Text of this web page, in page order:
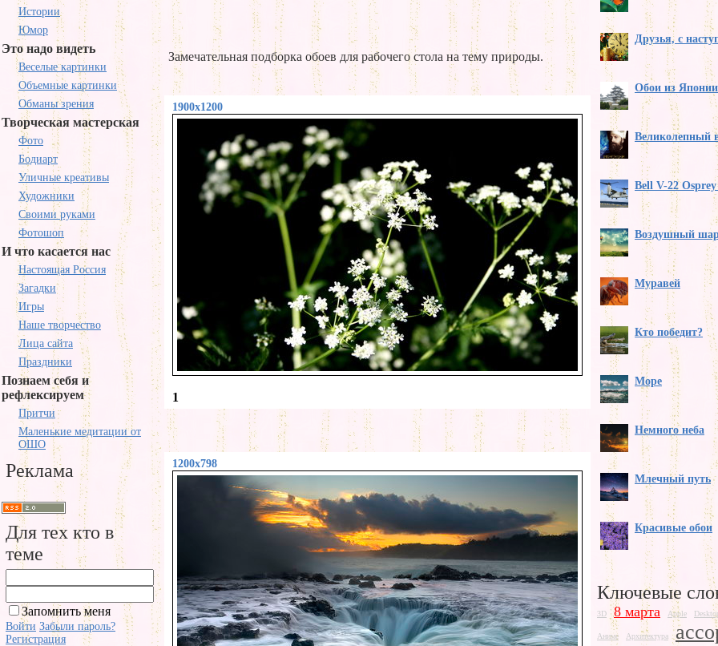
Истории
Юмор
Это надо видеть
Веселые картинки
Объемные картинки
Обманы зрения
Творческая мастерская
Фото
Бодиарт
Уличные креативы
Художники
Своими руками
Фотошоп
И что касается нас
Настоящая Россия
Загадки
Игры
Наше творчество
Лица сайта
Праздники
Познаем себя и
рефлексируем
Притчи
Маленькие медитации от
ОШО
Реклама
Для тех кто в
теме
Запомнить меня
Войти Забыли пароль?
Регистрация
Замечательная подборка обоев для рабочего стола на тему природы.
1900x1200
1
1200x798
Друзья, с
Обои из Японии
Великолепный
Bell V-22
Воздушный
Муравей
Кто победит?
Море
Немного неба
Млечный путь
Красивые обои
Ключевые
3D 8 марта Apple
Аниме Архитектура